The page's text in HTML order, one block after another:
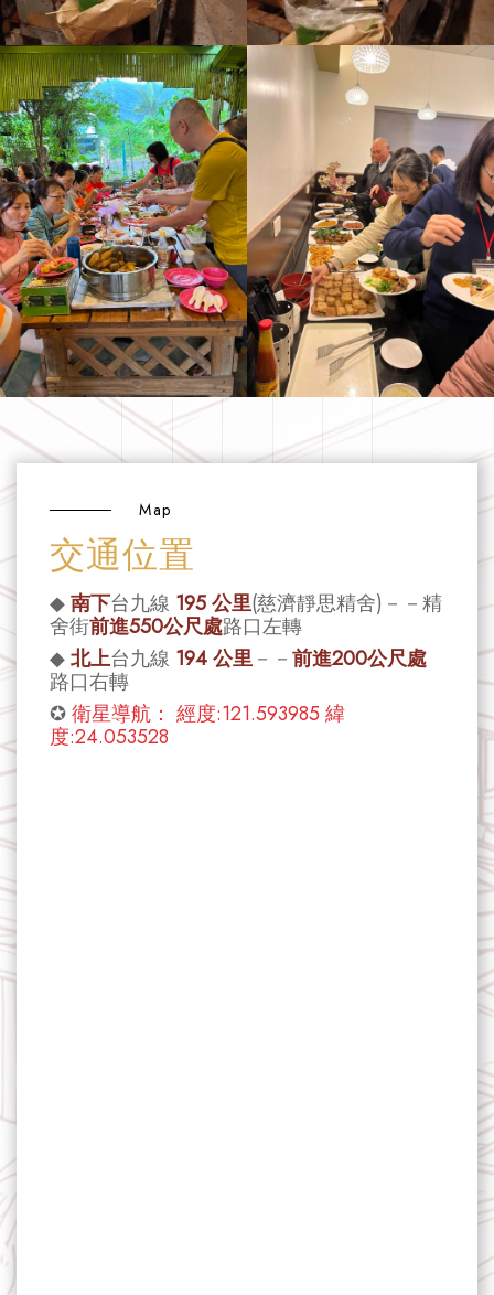
Map
交通位置
◆南下台九線 195 公里(慈濟靜思精舍)－－精
舍街前進550公尺處路口左轉
◆北上台九線 194 公里－－前進200公尺處
路口右轉
✪衛星導航： 經度:121.593985 緯
度:24.053528